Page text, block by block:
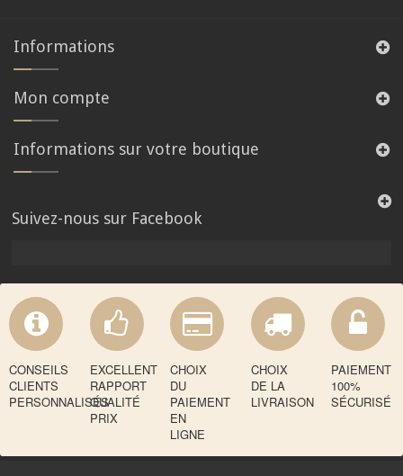
Informations
Mon compte
Informations sur votre boutique
Suivez-nous sur Facebook
CONSEILS
CLIENTS
PERSONNALISÉS
EXCELLENT
RAPPORT
QUALITÉ
PRIX
CHOIX
DU
PAIEMENT
EN
LIGNE
CHOIX
DE LA
LIVRAISON
PAIEMENT
100%
SÉCURISÉ